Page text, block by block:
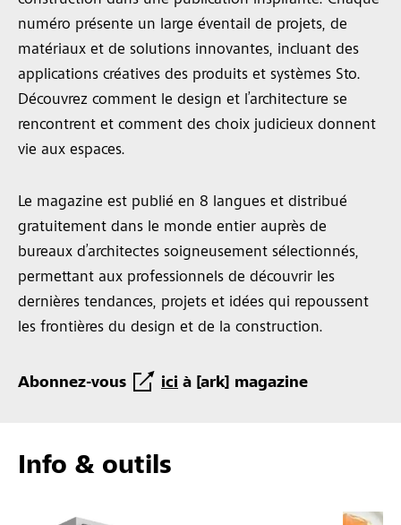
numéro présente un large éventail de projets, de
matériaux et de solutions innovantes, incluant des
applications créatives des produits et systèmes Sto.
Découvrez comment le design et l’architecture se
rencontrent et comment des choix judicieux donnent
vie aux espaces.
Le magazine est publié en 8 langues et distribué
gratuitement dans le monde entier auprès de
bureaux d’architectes soigneusement sélectionnés,
permettant aux professionnels de découvrir les
dernières tendances, projets et idées qui repoussent
les frontières du design et de la construction.
Abonnez-vous ici à [ark] magazine
Info & outils